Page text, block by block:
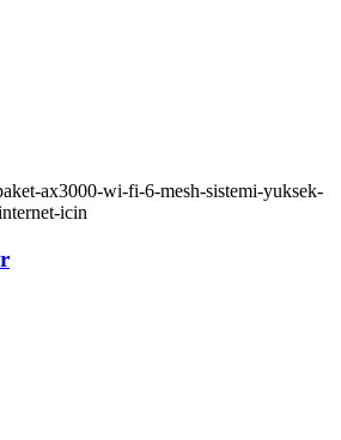
ax3000-wi-fi-6-mesh-sistemi-yuksek-
icin